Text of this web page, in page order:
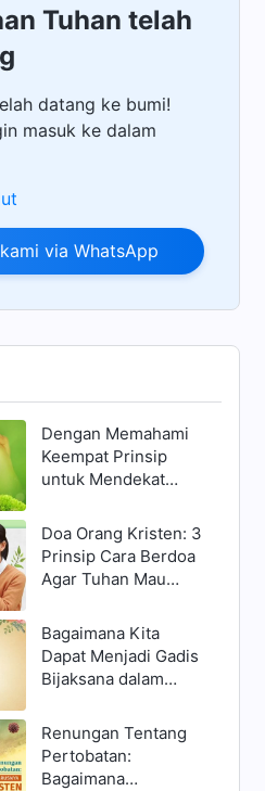
Tuhan telah
datang ke bumi!
masuk ke dalam
via WhatsApp
Dengan Memahami
Keempat Prinsip
untuk Mendekat
Hubungan Anda
dengan Tuhan akan
Menjadi Semakin
Dekat
Doa Orang Kristen: 3
Prinsip Cara Berdoa
Agar Tuhan Mau
Bagaimana Kita
Dapat Menjadi Gadis
Bijaksana dalam
Menyambut Tuhan?
Renungan Tentang
Pertobatan:
Bagaimana